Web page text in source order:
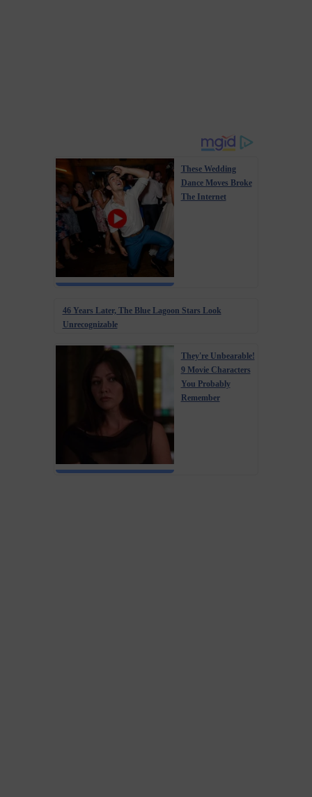
These Wedding
Dance Moves Broke
The Internet
46 Years Later, The Blue Lagoon Stars Look
Unrecognizable
They're Unbearable!
9 Movie Characters
You Probably
Remember